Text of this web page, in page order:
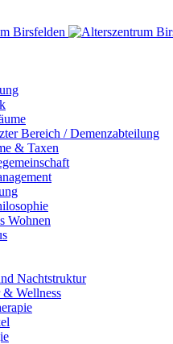
Bereich / Demenzabteilung
& Taxen
Wohnen
Nachtstruktur
Wellness